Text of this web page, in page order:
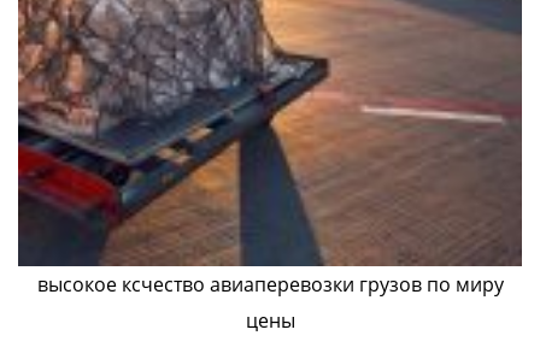
высокое ксчество авиаперевозки грузов по миру
цены